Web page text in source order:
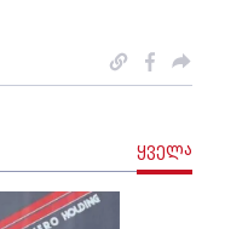
ყველა